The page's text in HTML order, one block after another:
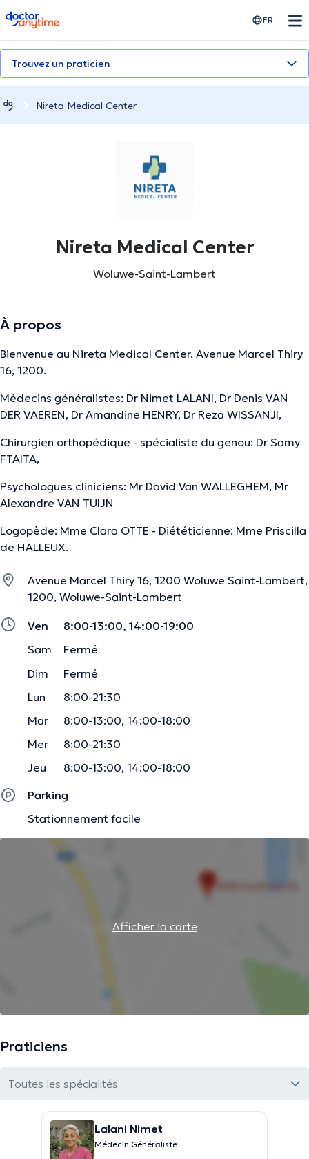
doctoranytime FR
Trouvez un praticien
Nireta Medical Center
Nireta Medical Center
Woluwe-Saint-Lambert
À propos
Bienvenue au Nireta Medical Center. Avenue Marcel Thiry
16, 1200.
Médecins généralistes: Dr Nimet LALANI, Dr Denis VAN
DER VAEREN, Dr Amandine HENRY, Dr Reza WISSANJI,
Chirurgien orthopédique - spécialiste du genou: Dr Samy
FTAITA,
Psychologues cliniciens: Mr David Van WALLEGHEM, Mr
Alexandre VAN TUIJN
Logopède: Mme Clara OTTE - Diététicienne: Mme Priscilla
de HALLEUX.
Avenue Marcel Thiry 16, 1200 Woluwe Saint-Lambert,
1200, Woluwe-Saint-Lambert
Ven
8:00-13:00, 14:00-19:00
Sam
Fermé
Dim
Fermé
Lun
8:00-21:30
Mar
8:00-13:00, 14:00-18:00
Mer
8:00-21:30
Jeu
8:00-13:00, 14:00-18:00
Parking
Stationnement facile
Afficher la carte
Praticiens
Toutes les spécialités
Lalani Nimet
Médecin Généraliste